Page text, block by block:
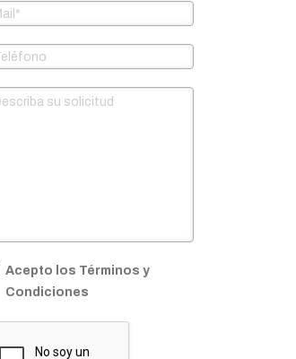
Acepto los Términos y
Condiciones